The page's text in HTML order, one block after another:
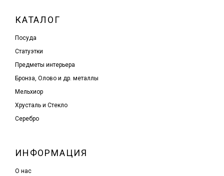
КАТАЛОГ
Посуда
Статуэтки
Предметы интерьера
Бронза, Олово и др. металлы
Мельхиор
Хрусталь и Стекло
Серебро
ИНФОРМАЦИЯ
О нас